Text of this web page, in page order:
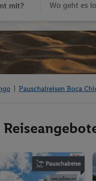
mit?
Pauschalreisen Boca
Pauschalreise